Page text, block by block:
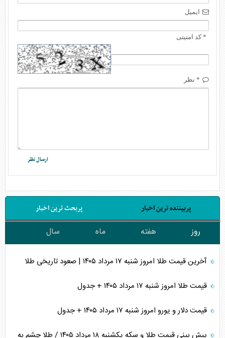
ایمیل
* کد امنیتی
* نظر
پربیننده ترین اخبار پربحث ترین اخبار
روز هفته ماه سال
آخرین قیمت طلا امروز شنبه ۱۷ مرداد ۱۴۰۵ | صعود تاریخی طلا
قیمت طلا امروز شنبه ۱۷ مرداد ۱۴۰۵ + جدول
قیمت دلار و یورو امروز شنبه ۱۷ مرداد ۱۴۰۵ + جدول
پیش بینی قیمت طلا و سکه یکشنبه ۱۸ مرداد ۱۴۰۵ / طلا چشم به